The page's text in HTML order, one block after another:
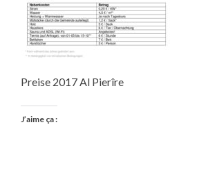
Preise 2017 Al Pierîre
J’aime ça :